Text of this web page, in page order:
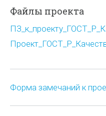
Файлы проекта
Форма замечаний к